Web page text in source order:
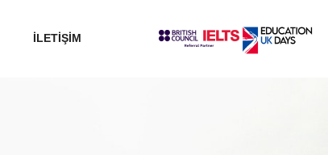
İLETİŞİM